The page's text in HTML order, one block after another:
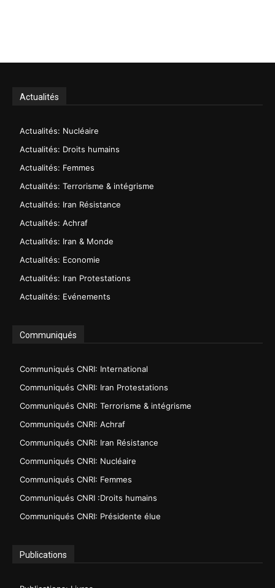
Actualités
Actualités: Nucléaire
Actualités: Droits humains
Actualités: Femmes
Actualités: Terrorisme & intégrisme
Actualités: Iran Résistance
Actualités: Achraf
Actualités: Iran & Monde
Actualités: Economie
Actualités: Iran Protestations
Actualités: Evénements
Communiqués
Communiqués CNRI: International
Communiqués CNRI: Iran Protestations
Communiqués CNRI: Terrorisme & intégrisme
Communiqués CNRI: Achraf
Communiqués CNRI: Iran Résistance
Communiqués CNRI: Nucléaire
Communiqués CNRI: Femmes
Communiqués CNRI :Droits humains
Communiqués CNRI: Présidente élue
Publications